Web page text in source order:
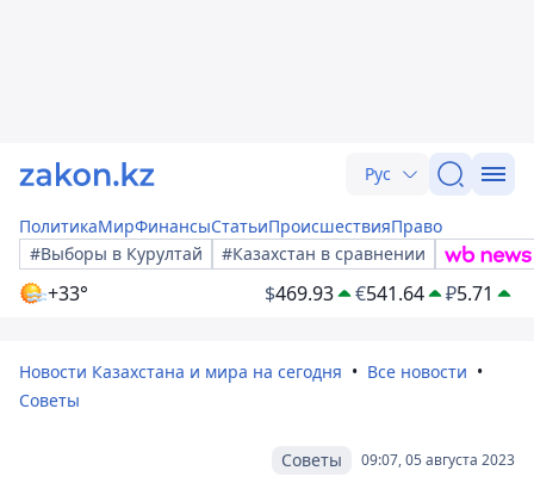
Рус
ПолитикаМирФинансыСтатьиПроисшествияПраво
#Выборы в Курултай
#Казахстан в сравнении
+33° $469.93 €541.64 ₽5.71
Новости Казахстана и мира на сегодня
Все новости
Советы
09:07, 05 августа 2023
Советы